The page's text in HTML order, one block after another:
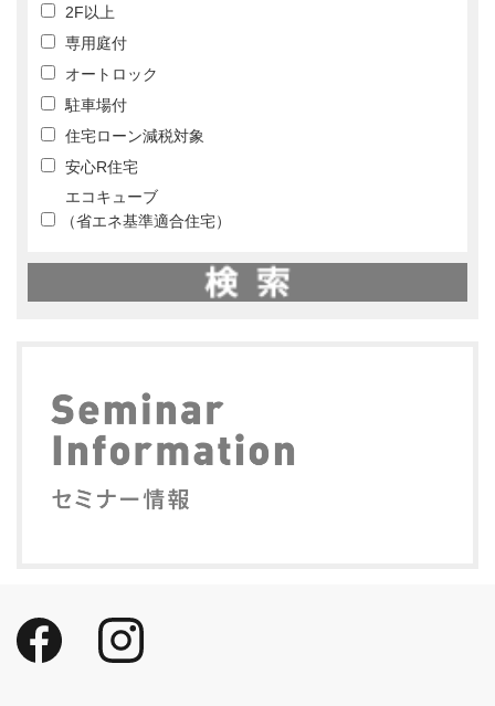
2F以上
専用庭付
オートロック
駐車場付
住宅ローン減税対象
安心R住宅
エコキューブ
（省エネ基準適合住宅）